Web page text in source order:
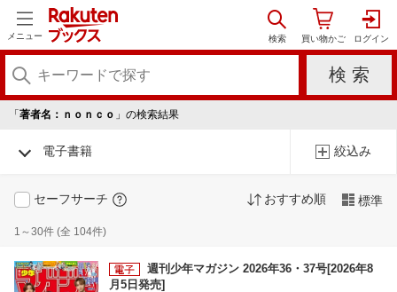
メニュー
「 著者名：ｎｏｎｃｏ 」の検索結果
電子書籍 絞込み
セーフサーチ おすすめ順 標準
1～30件 (全 104件)
週刊少年マガジン 2026年36・37号[2026年8
月5日発売]